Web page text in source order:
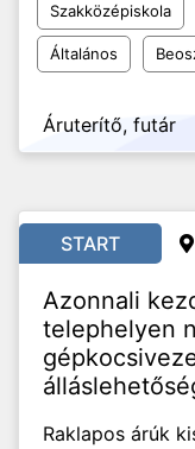
Szakközépiskola
Általános
Áruterítő, futár
START
Azonnali
telephelyen
Raklapos árúk